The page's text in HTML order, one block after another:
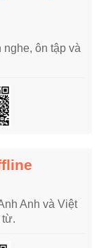
nghe, ôn tập và
Anh và Việt
từ.